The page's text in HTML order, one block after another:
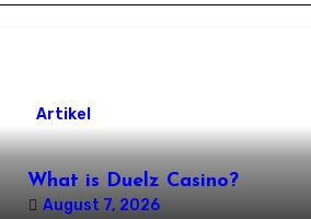
Artikel
What is Duelz Casino?
August 7, 2026